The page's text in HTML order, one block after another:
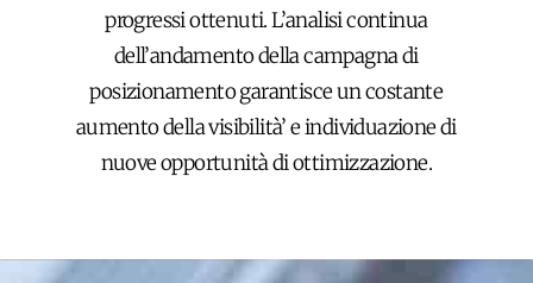
progressi ottenuti. L’analisi continua
dell’andamento della campagna di
posizionamento garantisce un costante
aumento della visibilità’ e individuazione di
nuove opportunità di ottimizzazione.